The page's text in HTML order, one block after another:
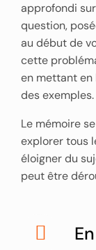
approfondi
question,
au début de
cette
en mettant en
des exemples.
Le mémoire
explorer tous
éloigner du
peut être